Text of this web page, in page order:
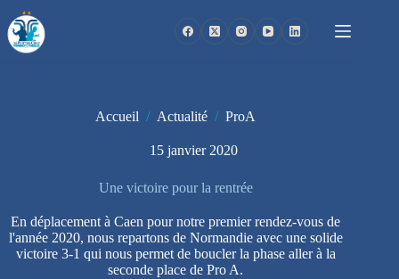
au
contenu
Accueil / Actualité / ProA
15 janvier 2020
Une victoire pour la rentrée
En déplacement à Caen pour notre premier rendez-vous de
l'année 2020, nous repartons de Normandie avec une solide
victoire 3-1 qui nous permet de boucler la phase aller à la
seconde place de Pro A.